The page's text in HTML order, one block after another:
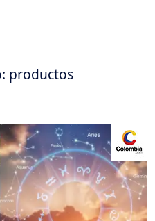
productos